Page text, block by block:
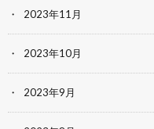
2023年11月
2023年10月
2023年9月